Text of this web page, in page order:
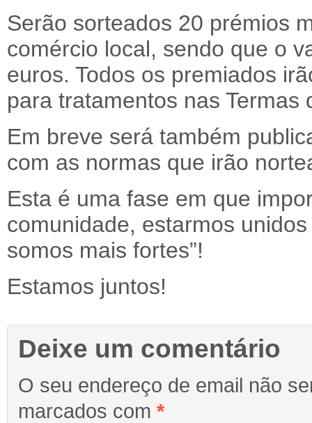
Serão sorteados 20 prémios
comércio local, sendo que o
euros. Todos os premiados
para tratamentos nas Termas
Em breve será também
com as normas que irão
Esta é uma fase em que
comunidade, estarmos
somos mais fortes”!
Estamos juntos!
Deixe um comentário
O seu endereço de email não
marcados com *